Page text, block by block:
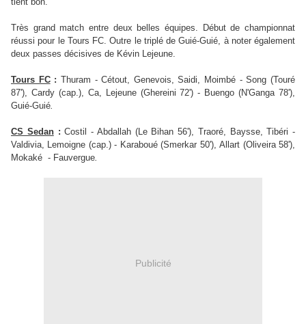
Très grand match entre deux belles équipes. Début de championnat
réussi pour le Tours FC. Outre le triplé de Guié-Guié, à noter également
deux passes décisives de Kévin Lejeune.
Tours FC: Thuram - Cétout, Genevois, Saidi, Moimbé - Song (Touré
87'), Cardy (cap.), Ca, Lejeune (Ghereini 72') - Buengo (N'Ganga 78'),
Guié-Guié.
CS Sedan: Costil - Abdallah (Le Bihan 56'), Traoré, Baysse, Tibéri -
Valdivia, Lemoigne (cap.) - Karaboué (Smerkar 50'), Allart (Oliveira 58'),
Mokaké - Fauvergue.
Publicité